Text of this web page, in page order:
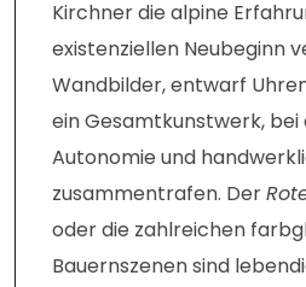
Kirchner die alpine
existenziellen Neubeginn
Wandbilder, entwarf
ein Gesamtkunstwerk,
Autonomie und
zusammentrafen. Der
oder die zahlreichen
Bauernszenen sind